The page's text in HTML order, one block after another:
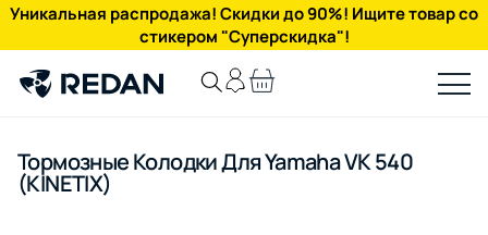
Уникальная распродажа! Скидки до 90%! Ищите товар со
стикером "Суперскидка"!
Тормозные Колодки Для Yamaha VK 540
(KINETIX)